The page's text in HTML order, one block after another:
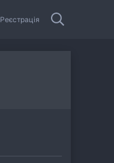
Реєстрація